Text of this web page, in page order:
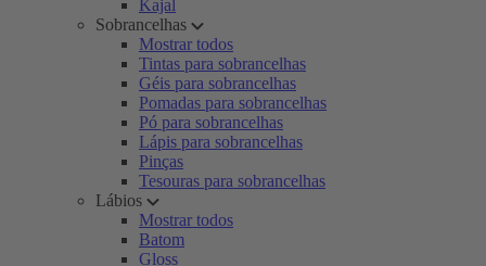
Kajal
Sobrancelhas
Mostrar todos
Tintas para sobrancelhas
Géis para sobrancelhas
Pomadas para sobrancelhas
Pó para sobrancelhas
Lápis para sobrancelhas
Pinças
Tesouras para sobrancelhas
Lábios
Mostrar todos
Batom
Gloss